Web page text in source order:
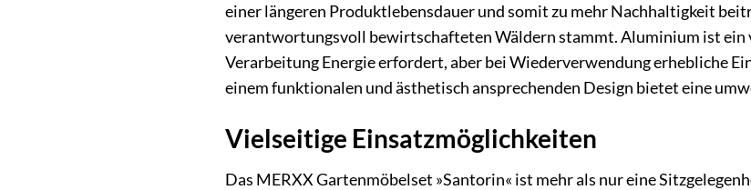
einer längeren Produktlebensdauer und somit zu mehr Nachhaltigkeit
verantwortungsvoll bewirtschafteten Wäldern stammt. Aluminium ist ein
Verarbeitung Energie erfordert, aber bei Wiederverwendung erhebliche
einem funktionalen und ästhetisch ansprechenden Design bietet eine
Vielseitige Einsatzmöglichkeiten
Das MERXX Gartenmöbelset »Santorin« ist mehr als nur eine